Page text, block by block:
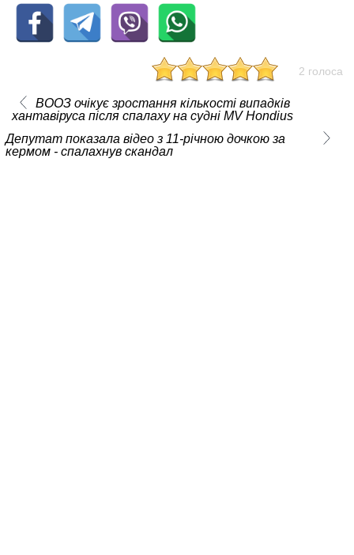
2 голоса
ВООЗ очікує зростання кількості випадків
хантавіруса після спалаху на судні MV Hondius
Депутат показала відео з 11-річною дочкою за
кермом - спалахнув скандал